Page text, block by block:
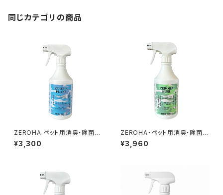
同じカテゴリの商品
ZEROHA ペット用消臭・除菌ス
プレー プレーン(無香料)タイ
プ 約520ml
¥3,300
ZEROHA・ペット用消臭・除菌ス
プレー クスノキタイプ 約52
0ml
¥3,960